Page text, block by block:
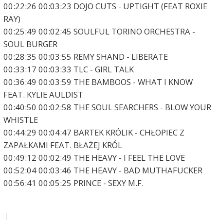
00:22:26 00:03:23 DOJO CUTS - UPTIGHT (FEAT ROXIE
RAY)
00:25:49 00:02:45 SOULFUL TORINO ORCHESTRA -
SOUL BURGER
00:28:35 00:03:55 REMY SHAND - LIBERATE
00:33:17 00:03:33 TLC - GIRL TALK
00:36:49 00:03:59 THE BAMBOOS - WHAT I KNOW
FEAT. KYLIE AULDIST
00:40:50 00:02:58 THE SOUL SEARCHERS - BLOW YOUR
WHISTLE
00:44:29 00:04:47 BARTEK KRÓLIK - CHŁOPIEC Z
ZAPAŁKAMI FEAT. BŁAŻEJ KRÓL
00:49:12 00:02:49 THE HEAVY - I FEEL THE LOVE
00:52:04 00:03:46 THE HEAVY - BAD MUTHAFUCKER
00:56:41 00:05:25 PRINCE - SEXY M.F.